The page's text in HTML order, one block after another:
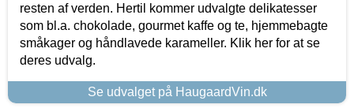
resten af verden. Hertil kommer udvalgte delikatesser
som bl.a. chokolade, gourmet kaffe og te, hjemmebagte
småkager og håndlavede karameller. Klik her for at se
deres udvalg.
Se udvalget på HaugaardVin.dk